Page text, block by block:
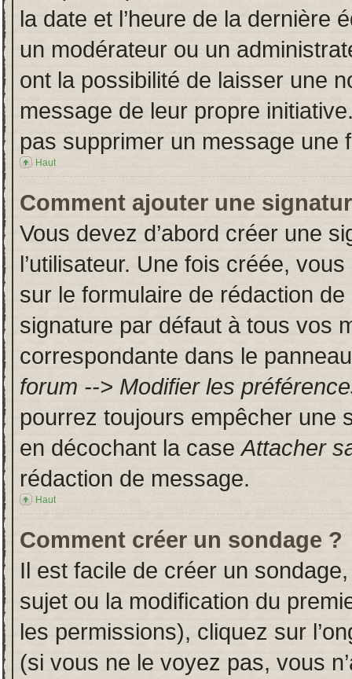
la date et l’heure de la dernière
un modérateur ou un
ont la possibilité de laisser une
message de leur propre
pas supprimer un message une
Haut
Comment ajouter une
Vous devez d’abord créer une
l’utilisateur. Une fois créée,
sur le formulaire de rédaction
signature par défaut à tous vos
correspondante dans le
forum --> Modifier les
pourrez toujours empêcher une
en décochant la caseAttacher
rédaction de message.
Haut
Comment créer un sondage ?
Il est facile de créer un
sujet ou la modification du
les permissions), cliquez sur
(si vous ne le voyez pas, vous